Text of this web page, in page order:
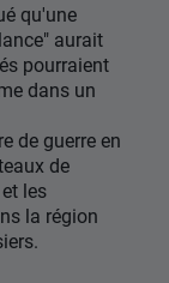
qu'une
aurait
pourraient
dans un
de guerre en
de
les
la région